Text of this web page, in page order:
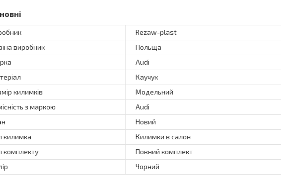
Rezaw-plast
виробник
Польща
Audi
Каучук
килимків
Модельний
з маркою
Audi
Новий
килимка
Килимки в салон
комплекту
Повний комплект
Чорний